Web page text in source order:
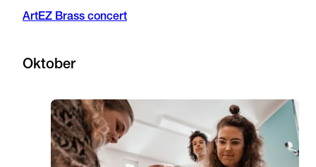
ArtEZ Brass concert
Oktober